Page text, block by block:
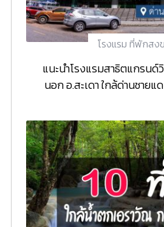
โรงแรม ที่พักสง
แนะนำโรงแรมสาธิตแกรน
นอก อ.สะเดา ใกล้ด่านชายแ